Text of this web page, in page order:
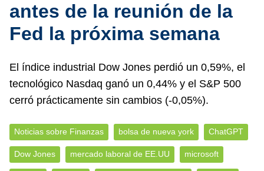
antes de la reunión de la
Fed la próxima semana
El índice industrial Dow Jones perdió un 0,59%, el
tecnológico Nasdaq ganó un 0,44% y el S&P 500
cerró prácticamente sin cambios (-0,05%).
Noticias sobre Finanzas bolsa de nueva york ChatGPT
Dow Jones mercado laboral de EE.UU microsoft